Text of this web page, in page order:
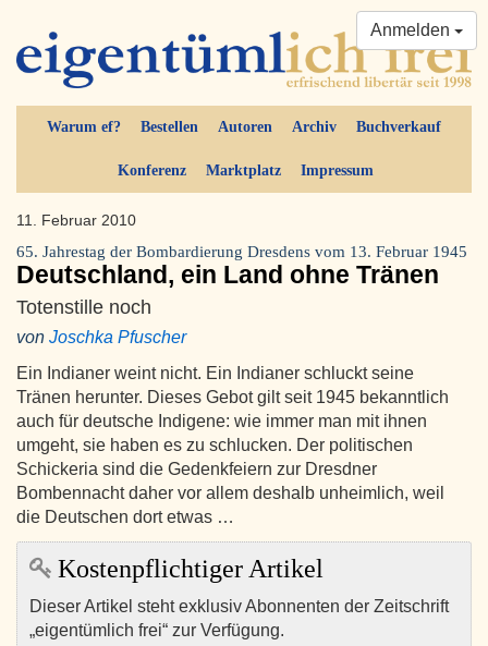
Warum ef? Bestellen Autoren Archiv Buchverkauf
Konferenz Marktplatz Impressum
Anmelden
11. Februar 2010
65. Jahrestag der Bombardierung Dresdens vom 13. Februar 1945
Deutschland, ein Land ohne Tränen
Totenstille noch
von Joschka Pfuscher
Ein Indianer weint nicht. Ein Indianer schluckt seine
Tränen herunter. Dieses Gebot gilt seit 1945 bekanntlich
auch für deutsche Indigene: wie immer man mit ihnen
umgeht, sie haben es zu schlucken. Der politischen
Schickeria sind die Gedenkfeiern zur Dresdner
Bombennacht daher vor allem deshalb unheimlich, weil
die Deutschen dort etwas …
Kostenpflichtiger Artikel
Dieser Artikel steht exklusiv Abonnenten der Zeitschrift
„eigentümlich frei“ zur Verfügung.